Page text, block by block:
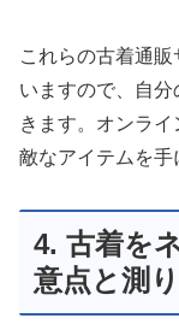
これらの古着通
いますので、自
きます。オンラ
敵なアイテムを手
4. 古着を
意点と測